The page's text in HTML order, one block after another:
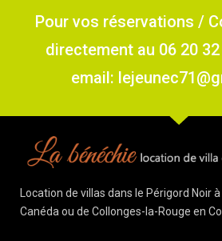
Pour vos réservations /
directement au 06 20
email:
Location de villas dans le Périgord Noir
Canéda ou de Collonges-la-Rouge en